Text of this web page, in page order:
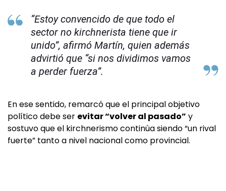
“Estoy convencido de que todo el
sector no kirchnerista tiene que ir
unido”, afirmó Martín, quien además
advirtió que “si nos dividimos vamos
a perder fuerza”.
En ese sentido, remarcó que el principal objetivo
político debe ser evitar “volver al pasado” y
sostuvo que el kirchnerismo continúa siendo “un rival
fuerte” tanto a nivel nacional como provincial.